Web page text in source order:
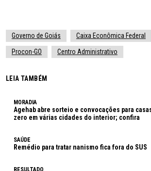
Governo de Goiás Caixa Econômica Federal
Procon-GO Centro Administrativo
LEIA TAMBÉM
MORADIA
Agehab abre sorteio e convocações para
zero em várias cidades do interior; confira
SAÚDE
Remédio para tratar nanismo fica fora do SUS
RESULTADO